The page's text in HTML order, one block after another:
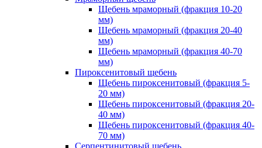
Щебень мраморный (фракция 10-20
мм)
Щебень мраморный (фракция 20-40
мм)
Щебень мраморный (фракция 40-70
мм)
Пироксенитовый щебень
Щебень пироксенитовый (фракция 5-
20 мм)
Щебень пироксенитовый (фракция 20-
40 мм)
Щебень пироксенитовый (фракция 40-
70 мм)
Серпентинитовый щебень